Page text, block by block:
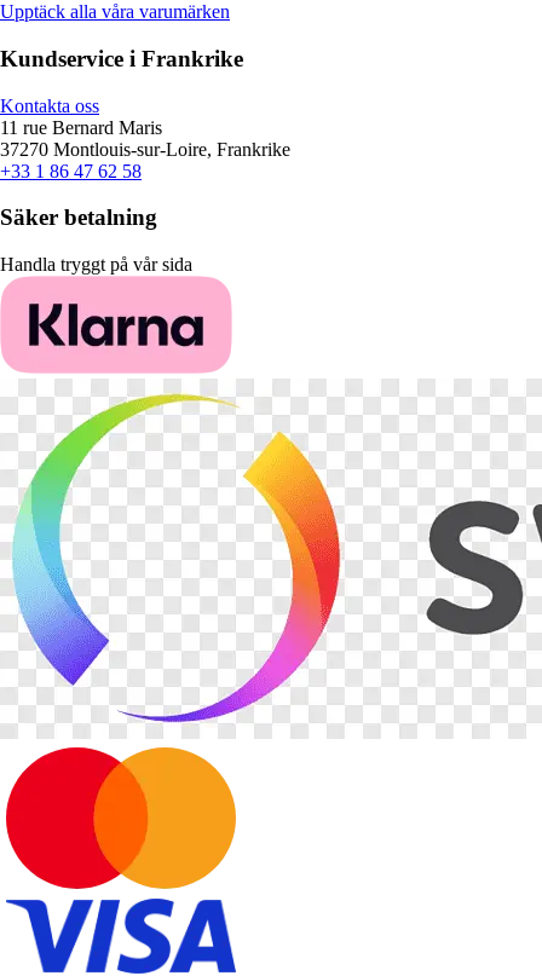
Upptäck alla våra varumärken
Kundservice i Frankrike
Kontakta oss
11 rue Bernard Maris
37270 Montlouis-sur-Loire, Frankrike
+33 1 86 47 62 58
Säker betalning
Handla tryggt på vår sida